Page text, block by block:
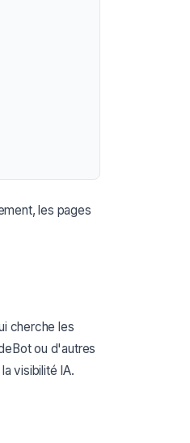
les pages
cherche les
ou d'autres
visibilité IA.